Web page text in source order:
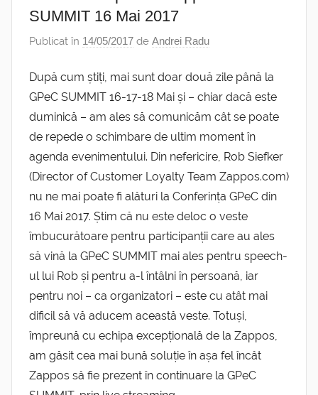
SUMMIT 16 Mai 2017
Publicat în 14/05/2017 de Andrei Radu
După cum știți, mai sunt doar două zile până la
GPeC SUMMIT 16-17-18 Mai și – chiar dacă este
duminică – am ales să comunicăm cât se poate
de repede o schimbare de ultim moment în
agenda evenimentului. Din nefericire, Rob Siefker
(Director of Customer Loyalty Team Zappos.com)
nu ne mai poate fi alături la Conferința GPeC din
16 Mai 2017. Știm că nu este deloc o veste
îmbucurătoare pentru participanții care au ales
să vină la GPeC SUMMIT mai ales pentru speech-
ul lui Rob și pentru a-l întâlni în persoană, iar
pentru noi – ca organizatori – este cu atât mai
dificil să vă aducem această veste. Totuși,
împreună cu echipa excepțională de la Zappos,
am găsit cea mai bună soluție în așa fel încât
Zappos să fie prezent în continuare la GPeC